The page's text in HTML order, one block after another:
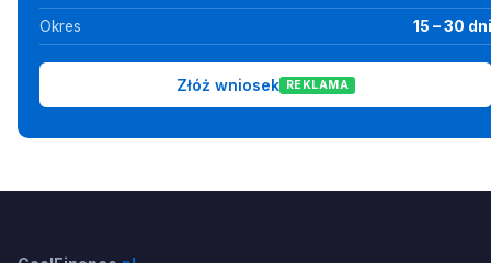
Okres 15 – 30 dni
Złóż wniosek REKLAMA